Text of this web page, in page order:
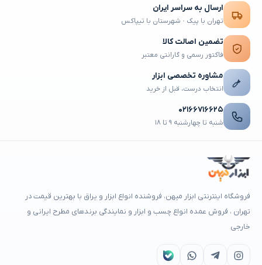
ارسال به سراسر ایران
تهران با پیک · شهرستان با تیپاکس
تضمین اصالت کالا
فاکتور رسمی و گارانتی معتبر
مشاوره تخصصی ابزار
انتخاب درست، قبل از خرید
۰۲۱۶۶۷۱۶۶۲۵
شنبه تا چهارشنبه ۹ تا ۱۸
فروشگاه اینترنتی ابزار میهن، فروشنده انواع ابزار و یراق با بهترین قیمت در
تهران ، فروش عمده انواع چسب و ابزار و نمایندگی برندهای مطرح ایرانی و
خارجی